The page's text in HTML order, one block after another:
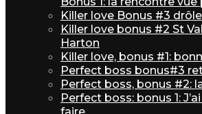
Killer love Bonus #3
Killer love bonus #2 St
Harton
Killer love, bonus #1:
Perfect boss bonus#3
Perfect boss, bonus #2:
Perfect boss: bonus 1: